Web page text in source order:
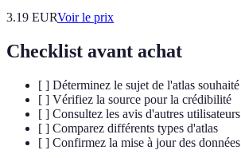
3.19 EURVoir le prix
Checklist avant achat
[ ] Déterminez le sujet de l'atlas souhaité
[ ] Vérifiez la source pour la crédibilité
[ ] Consultez les avis d'autres utilisateurs
[ ] Comparez différents types d'atlas
[ ] Confirmez la mise à jour des données